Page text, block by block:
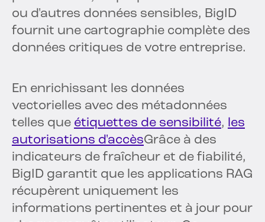
ou d'autres données sensibles, BigID
fournit une cartographie complète des
données critiques de votre entreprise.
En enrichissant les données
vectorielles avec des métadonnées
telles que étiquettes de sensibilité, les
autorisations d'accèsGrâce à des
indicateurs de fraîcheur et de fiabilité,
BigID garantit que les applications RAG
récupèrent uniquement les
informations pertinentes et à jour pour